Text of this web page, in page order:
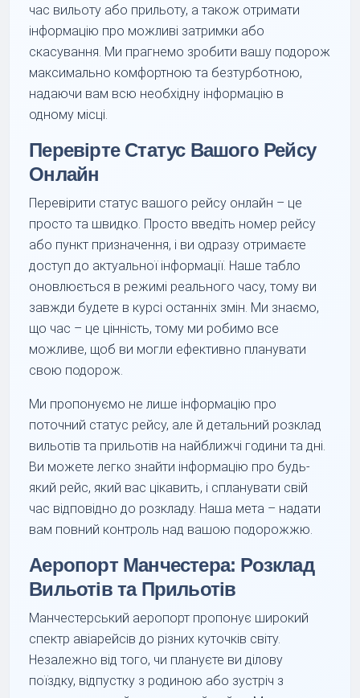
час вильоту або прильоту, а також отримати
інформацію про можливі затримки або
скасування. Ми прагнемо зробити вашу подорож
максимально комфортною та безтурботною,
надаючи вам всю необхідну інформацію в
одному місці.
Перевірте Статус Вашого Рейсу
Онлайн
Перевірити статус вашого рейсу онлайн – це
просто та швидко. Просто введіть номер рейсу
або пункт призначення, і ви одразу отримаєте
доступ до актуальної інформації. Наше табло
оновлюється в режимі реального часу, тому ви
завжди будете в курсі останніх змін. Ми знаємо,
що час – це цінність, тому ми робимо все
можливе, щоб ви могли ефективно планувати
свою подорож.
Ми пропонуємо не лише інформацію про
поточний статус рейсу, але й детальний розклад
вильотів та прильотів на найближчі години та дні.
Ви можете легко знайти інформацію про будь-
який рейс, який вас цікавить, і спланувати свій
час відповідно до розкладу. Наша мета – надати
вам повний контроль над вашою подорожжю.
Аеропорт Манчестера: Розклад
Вильотів та Прильотів
Манчестерський аеропорт пропонує широкий
спектр авіарейсів до різних куточків світу.
Незалежно від того, чи плануєте ви ділову
поїздку, відпустку з родиною або зустріч з